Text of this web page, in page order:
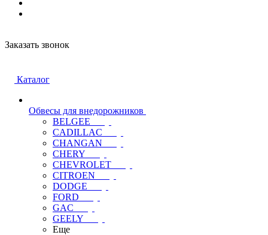
Заказать звонок
Каталог
Обвесы для внедорожников
BELGEE
CADILLAC
CHANGAN
CHERY
CHEVROLET
CITROEN
DODGE
FORD
GAC
GEELY
Еще